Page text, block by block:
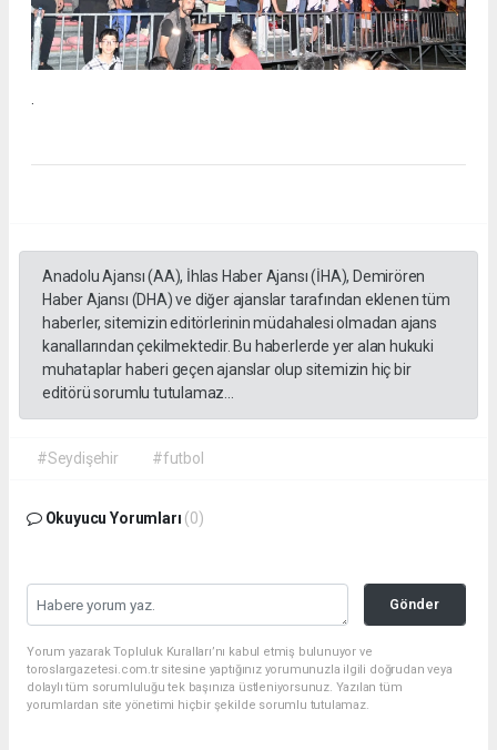
.
Anadolu Ajansı (AA), İhlas Haber Ajansı (İHA), Demirören
Haber Ajansı (DHA) ve diğer ajanslar tarafından eklenen tüm
haberler, sitemizin editörlerinin müdahalesi olmadan ajans
kanallarından çekilmektedir. Bu haberlerde yer alan hukuki
muhataplar haberi geçen ajanslar olup sitemizin hiç bir
editörü sorumlu tutulamaz...
#Seydişehir #futbol
Okuyucu Yorumları (0)
Gönder
Yorum yazarak Topluluk Kuralları’nı kabul etmiş bulunuyor ve
toroslargazetesi.com.tr sitesine yaptığınız yorumunuzla ilgili doğrudan veya
dolaylı tüm sorumluluğu tek başınıza üstleniyorsunuz. Yazılan tüm
yorumlardan site yönetimi hiçbir şekilde sorumlu tutulamaz.